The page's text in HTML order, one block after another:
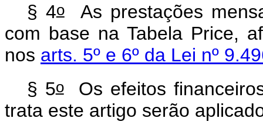
§ 4oAs prestações
com base na Tabela Price,
nos arts. 5º e 6º da Lei nº
§ 5oOs efeitos
trata este artigo serão